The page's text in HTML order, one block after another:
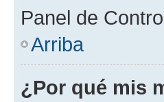
Panel de
Arriba
¿Por qué mis